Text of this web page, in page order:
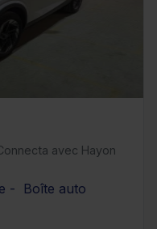
avec Hayon
- Boîte auto